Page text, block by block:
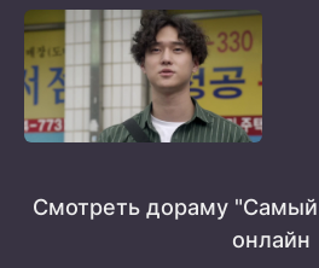
Смотреть дораму
онлайн